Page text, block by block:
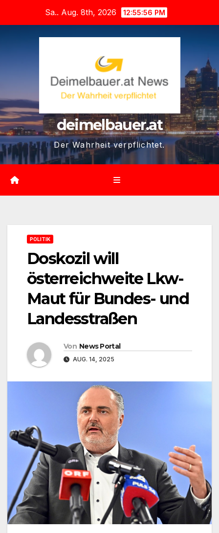
Sa.. Aug. 8th, 2026 12:55:57 PM
deimelbauer.at
Der Wahrheit verpflichtet.
POLITIK
Doskozil will
österreichweite Lkw-
Maut für Bundes- und
Landesstraßen
Von News Portal
AUG. 14, 2025